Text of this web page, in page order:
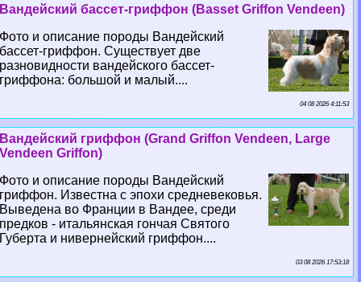
Вандейский бассет-гриффон (Basset Griffon Vendeen)
Фото и описание породы Вандейский
бассет-гриффон. Существует две
разновидности вандейского бассет-
гриффона: большой и малый....
04 08 2026 4:11:53
Вандейский гриффон (Grand Griffon Vendeen, Large
Vendeen Griffon)
Фото и описание породы Вандейский
гриффон. Известна с эпохи средневековья.
Выведена во Франции в Вандее, среди
предков - итальянская гончая Святого
Губерта и нивернейский гриффон....
03 08 2026 17:53:18